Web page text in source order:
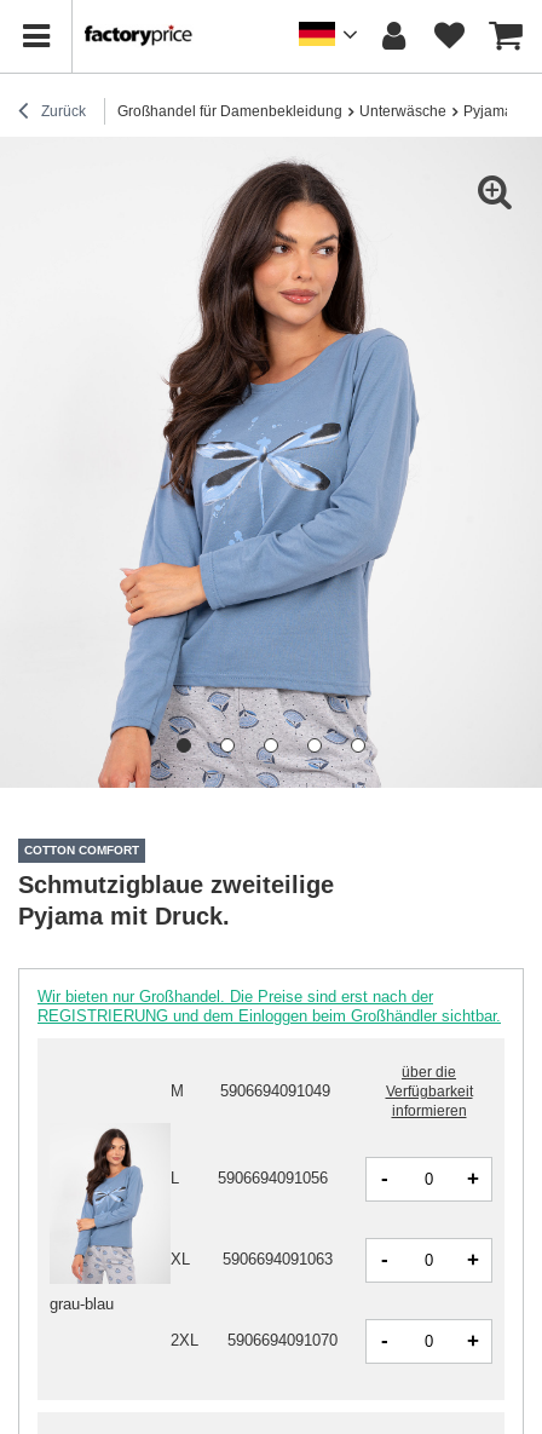
Zurück Großhandel für Damenbekleidung Unterwäsche Pyjamas
COTTON COMFORT
Schmutzigblaue zweiteilige
Pyjama mit Druck.
Wir bieten nur Großhandel. Die Preise sind erst nach der
REGISTRIERUNG und dem Einloggen beim Großhändler sichtbar.
grau-blau
M 5906694091049
über die
Verfügbarkeit
informieren
L 5906694091056 - +
XL 5906694091063 - +
2XL 5906694091070 - +